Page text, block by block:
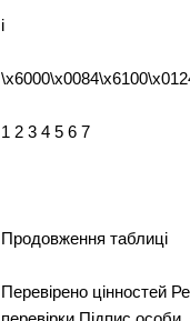
i
1 2 3 4 5 6 7
Продовження таблиці
Перевірено цінностей